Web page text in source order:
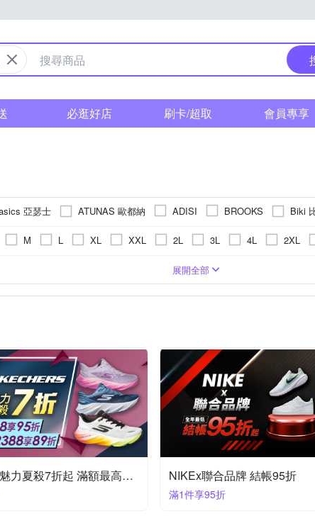
必逛好店 刷卡/超取 會員專享
亞瑟士 ATUNAS 歐都納 ADISI BROOKS Biki
CONVERSE DESCENTE FILA Fjallraven 北極狐
MOM NIKE Native Naturehike NBA NCAA
牌 海夫健康生活館 荷生活 遊遍天下
M L XL XXL 2L 3L 4L 2XL
US6
US11 US11.5 US12 US12.5 US13 US13.5
短褲
示為主
長袖襯衫 踝襪 / 隱形襪 厚底涼鞋 短袖襯衫
12cm
針織布
豚皮
展開全部
SKECHERS魅力夏殺7折起 滿額最高再89折 NIKEx聯合品牌 結帳95折
滿1件享95折